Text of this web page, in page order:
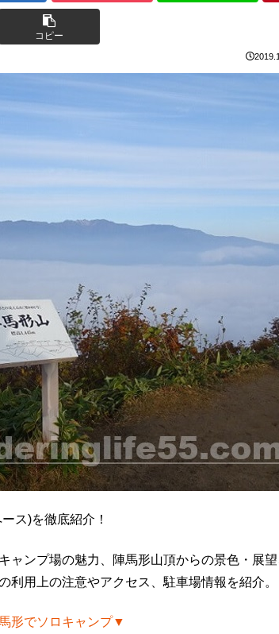
コピー
ス)を徹底紹介！
ャンプ場の魅力、陣馬形山頂からの景色・展
利用上の注意やアクセス、駐車場情報を紹介。
形でソロキャンプ▼